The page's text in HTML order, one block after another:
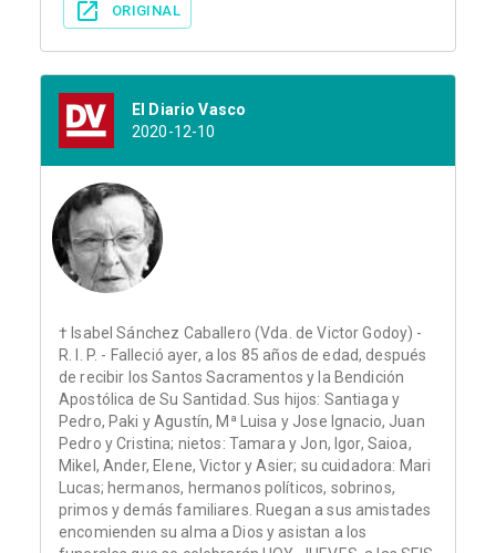
ORIGINAL
El Diario Vasco
2020-12-10
† Isabel Sánchez Caballero (Vda. de Victor Godoy) -
R. I. P. - Falleció ayer, a los 85 años de edad, después
de recibir los Santos Sacramentos y la Bendición
Apostólica de Su Santidad. Sus hijos: Santiaga y
Pedro, Paki y Agustín, Mª Luisa y Jose Ignacio, Juan
Pedro y Cristina; nietos: Tamara y Jon, Igor, Saioa,
Mikel, Ander, Elene, Victor y Asier; su cuidadora: Mari
Lucas; hermanos, hermanos políticos, sobrinos,
primos y demás familiares. Ruegan a sus amistades
encomienden su alma a Dios y asistan a los